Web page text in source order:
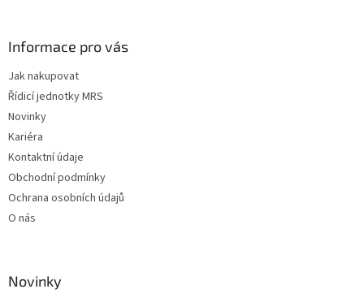
Informace pro vás
Jak nakupovat
Řídicí jednotky MRS
Novinky
Kariéra
Kontaktní údaje
Obchodní podmínky
Ochrana osobních údajů
O nás
Novinky